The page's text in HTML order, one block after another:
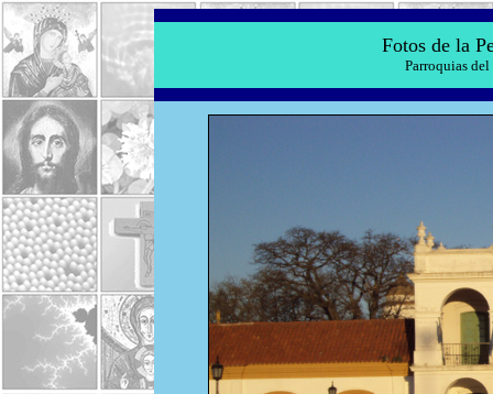
Fotos de la
Parroquias